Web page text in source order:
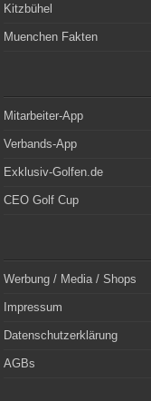
Kitzbühel
Muenchen Fakten
Mitarbeiter-App
Verbands-App
Exklusiv-Golfen.de
CEO Golf Cup
Werbung / Media / Shops
Impressum
Datenschutzerklärung
AGBs